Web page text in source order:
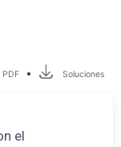
PDF • Soluciones
el